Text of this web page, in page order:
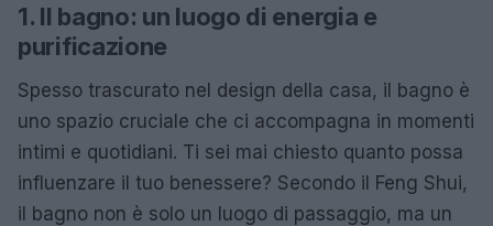
1. Il bagno: un luogo di energia e
purificazione
Spesso trascurato nel design della casa, il bagno è
uno spazio cruciale che ci accompagna in momenti
intimi e quotidiani. Ti sei mai chiesto quanto possa
influenzare il tuo benessere? Secondo il Feng Shui,
il bagno non è solo un luogo di passaggio, ma un